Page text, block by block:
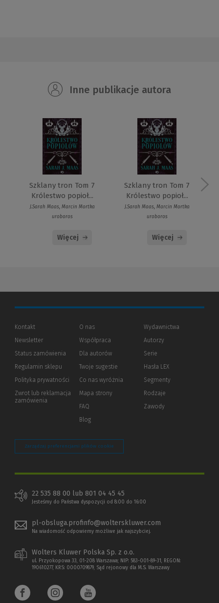
Inne publikacje autora
Szklany tron Tom 7
Królestwo popioł...
J.Sarah Maas, Marcin Mortka
uroboros
Więcej
Szklany tron Tom 7
Królestwo popioł...
J.Sarah Maas, Marcin Mortka
uroboros
Więcej
Kontakt
Newsletter
Status zamówienia
Regulamin sklepu
Polityka prywatności (Nowe
(Link
innej
Zwrot lub reklamacja
zamówienia
O nas
Współpraca
Dla autorów(Nowe
(Link
innej
strony)
Twoje sugestie
Co nas wyróżnia
Mapa strony
FAQ
Blog
Wydawnictwa
Autorzy
Serie
Hasła LEX
Segmenty
Rodzaje
Zawody
Zarządzaj preferencjami plików cookie
22 535 88 00 lub 801 04 45 45
Jesteśmy do Państwa dyspozycji od 8:00 do 16:00
pl-obsluga.profinfo@wolterskluwer.com
Na wiadomość odpowiemy możliwe jak najszybciej.
Wolters Kluwer Polska Sp. z o.o.
ul. Przyokopowa 33, 01-208 Warszawa; NIP: 583-001-89-31, REGON:
190610277, KRS: 0000709879, Sąd rejonowy dla M.S. Warszawy